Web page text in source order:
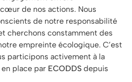
de nos actions. Nous
de notre responsabilité
cherchons constamment des
empreinte écologique. C’est
participons activement à la
en place par ECODDSdepuis